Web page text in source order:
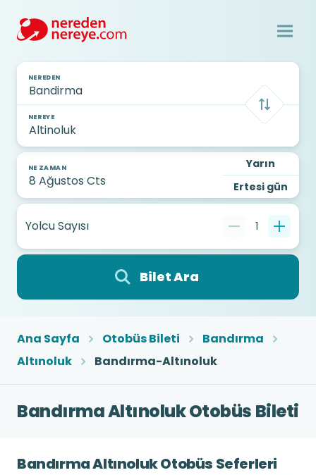
NEREDEN
NEREYE
NE ZAMAN
Yarın
Ertesi gün
Yolcu Sayısı 1
Bilet Ara
Ana Sayfa Otobüs Bileti
Bandırma
Altınoluk
Bandırma-Altınoluk
Bandırma Altınoluk Otobüs Bileti
Bandırma Altınoluk Otobüs Seferleri